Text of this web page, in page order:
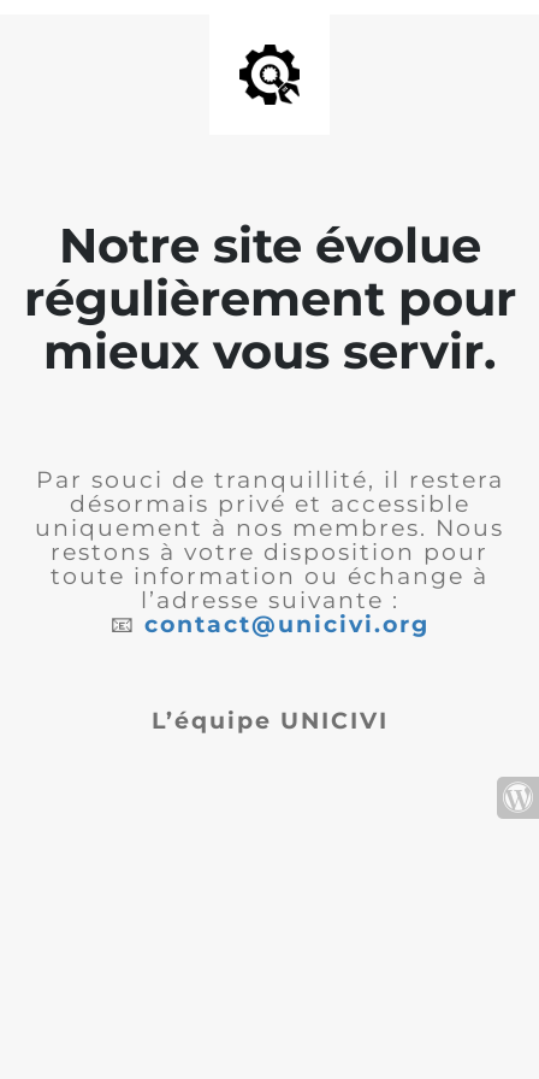
Notre site évolue
régulièrement pour
mieux vous servir.
Par souci de tranquillité, il restera
désormais privé et accessible
uniquement à nos membres. Nous
restons à votre disposition pour
toute information ou échange à
l’adresse suivante :
📧 contact@unicivi.org
L’équipe UNICIVI